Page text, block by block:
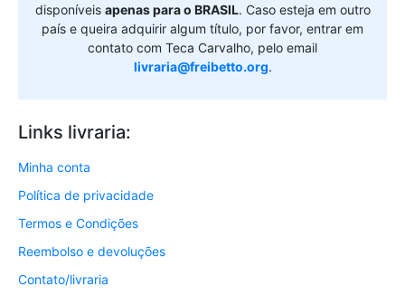
disponíveis apenas para o BRASIL. Caso esteja em outro
país e queira adquirir algum título, por favor, entrar em
contato com Teca Carvalho, pelo email
livraria@freibetto.org.
Links livraria:
Minha conta
Política de privacidade
Termos e Condições
Reembolso e devoluções
Contato/livraria